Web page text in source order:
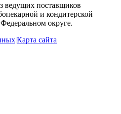
поставщиков
и кондитерской
округе.
|Карта сайта